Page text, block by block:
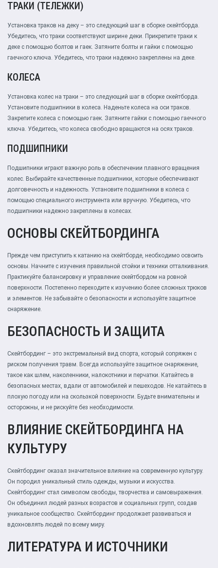
ТРАКИ (ТЕЛЕЖКИ)
Установка траков на деку – это следующий шаг в сборке скейтборда.
Убедитесь, что траки соответствуют ширине деки. Прикрепите траки к
деке с помощью болтов и гаек. Затяните болты и гайки с помощью
гаечного ключа. Убедитесь, что траки надежно закреплены на деке.
КОЛЕСА
Установка колес на траки – это следующий шаг в сборке скейтборда.
Установите подшипники в колеса. Наденьте колеса на оси траков.
Закрепите колеса с помощью гаек. Затяните гайки с помощью гаечного
ключа. Убедитесь, что колеса свободно вращаются на осях траков.
ПОДШИПНИКИ
Подшипники играют важную роль в обеспечении плавного вращения
колес. Выбирайте качественные подшипники, которые обеспечивают
долговечность и надежность. Установите подшипники в колеса с
помощью специального инструмента или вручную. Убедитесь, что
подшипники надежно закреплены в колесах.
ОСНОВЫ СКЕЙТБОРДИНГА
Прежде чем приступить к катанию на скейтборде, необходимо освоить
основы. Начните с изучения правильной стойки и техники отталкивания.
Практикуйте балансировку и управление скейтбордом на ровной
поверхности. Постепенно переходите к изучению более сложных трюков
и элементов. Не забывайте о безопасности и используйте защитное
снаряжение.
БЕЗОПАСНОСТЬ И ЗАЩИТА
Скейтбординг – это экстремальный вид спорта, который сопряжен с
риском получения травм. Всегда используйте защитное снаряжение,
такое как шлем, наколенники, налокотники и перчатки. Катайтесь в
безопасных местах, вдали от автомобилей и пешеходов. Не катайтесь в
плохую погоду или на скользкой поверхности. Будьте внимательны и
осторожны, и не рискуйте без необходимости.
ВЛИЯНИЕ СКЕЙТБОРДИНГА НА
КУЛЬТУРУ
Скейтбординг оказал значительное влияние на современную культуру.
Он породил уникальный стиль одежды, музыки и искусства.
Скейтбординг стал символом свободы, творчества и самовыражения.
Он объединил людей разных возрастов и социальных групп, создав
уникальное сообщество. Скейтбординг продолжает развиваться и
вдохновлять людей по всему миру.
ЛИТЕРАТУРА И ИСТОЧНИКИ